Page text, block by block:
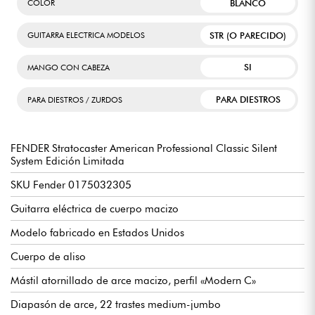
COLOR BLANCO
GUITARRA ELECTRICA MODELOS STR (O PARECIDO)
MANGO CON CABEZA SI
PARA DIESTROS / ZURDOS PARA DIESTROS
FENDER Stratocaster American Professional Classic Silent
System Edición Limitada
SKU Fender 0175032305
Guitarra eléctrica de cuerpo macizo
Modelo fabricado en Estados Unidos
Cuerpo de aliso
Mástil atornillado de arce macizo, perfil «Modern C»
Diapasón de arce, 22 trastes medium-jumbo